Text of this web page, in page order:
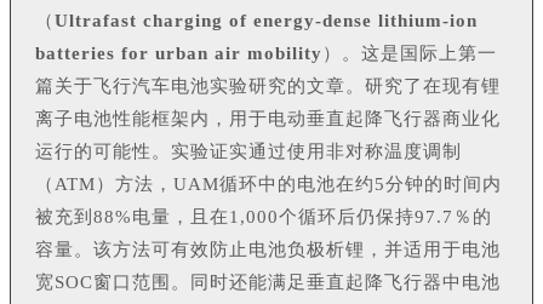
（Ultrafast charging of energy-dense lithium-ion
batteries for urban air mobility）。这是国际上第一
篇关于飞行汽车电池实验研究的文章。研究了在现有锂
离子电池性能框架内，用于电动垂直起降飞行器商业化
运行的可能性。实验证实通过使用非对称温度调制
（ATM）方法，UAM循环中的电池在约5分钟的时间内
被充到88%电量，且在1,000个循环后仍保持97.7％的
容量。该方法可有效防止电池负极析锂，并适用于电池
宽SOC窗口范围。同时还能满足垂直起降飞行器中电池